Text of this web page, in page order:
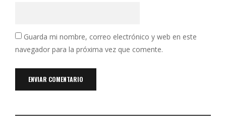
Guarda mi nombre, correo electrónico y web en este
navegador para la próxima vez que comente.